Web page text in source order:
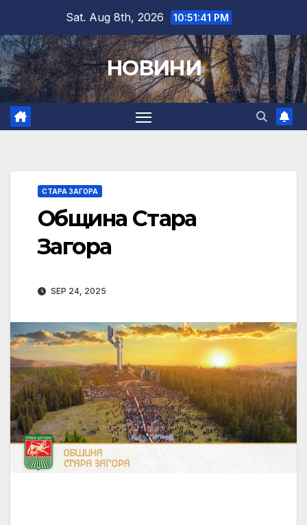
content
Sat. Aug 8th, 2026 10:51:42 PM
НОВИНИ
СТАРА ЗАГОРА
Община Стара
Загора
SEP 24, 2025